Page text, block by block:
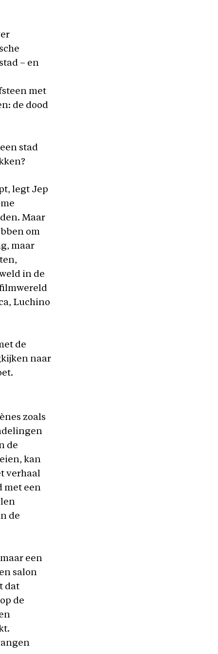
– en
met
de dood
stad
legt Jep
Maar
om
maar
in de
filmwereld
Luchino
de
naar
zoals
de
kan
verhaal
met een
de
een
salon
dat
de